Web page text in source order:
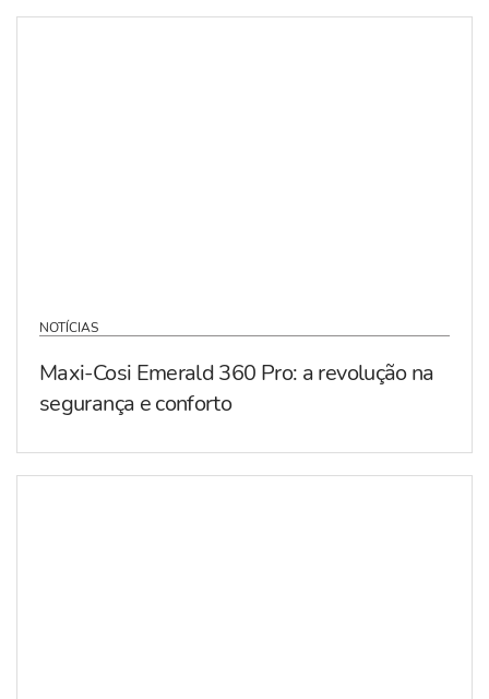
NOTÍCIAS
Maxi-Cosi Emerald 360 Pro: a revolução na
segurança e conforto